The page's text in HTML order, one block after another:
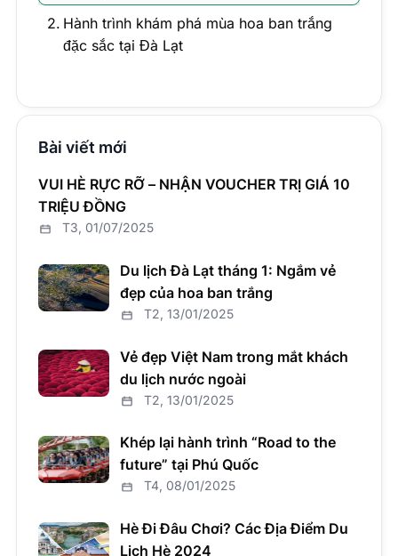
Hành trình khám phá mùa hoa ban trắng
đặc sắc tại Đà Lạt
Bài viết mới
VUI HÈ RỰC RỠ – NHẬN VOUCHER TRỊ GIÁ 10
TRIỆU ĐỒNG
T3, 01/07/2025
Du lịch Đà Lạt tháng 1: Ngắm vẻ
đẹp của hoa ban trắng
T2, 13/01/2025
Vẻ đẹp Việt Nam trong mắt khách
du lịch nước ngoài
T2, 13/01/2025
Khép lại hành trình “Road to the
future” tại Phú Quốc
T4, 08/01/2025
Hè Đi Đâu Chơi? Các Địa Điểm Du
Lịch Hè 2024